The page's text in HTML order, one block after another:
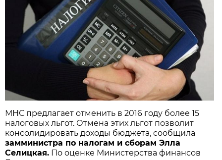
МНС предлагает отменить в 2016 году более 15
налоговых льгот. Отмена этих льгот позволит
консолидировать доходы бюджета, сообщила
замминистра по налогам и сборам Элла
Селицкая. По оценке Министерства финансов